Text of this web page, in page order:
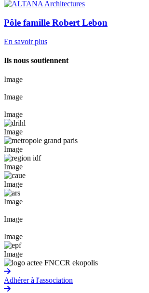
Pôle famille Robert Lebon
En savoir plus
Ils nous soutiennent
Image
Image
Image
Image
Image
Image
Image
Image
Image
Image
Image
Adhérer à l'association